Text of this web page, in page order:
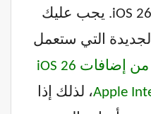
جهازًا قادرًا على تشغيل iOS 26. يجب عليك
التي ستعمل
يتطلب عدد من إضافات iOS 26
، لذلك إذا